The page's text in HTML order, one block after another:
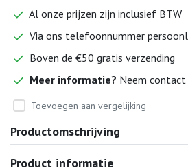
Al onze prijzen zijn inclusief BTW
Via ons telefoonnummer
Boven de €50 gratis verzending
Meer informatie? Neem
Toevoegen aan vergelijking
Productomschrijving
Product informatie